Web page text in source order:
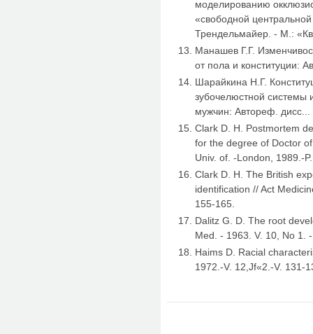
моделированию
«свободной
Трендельмайер. - М.:
Манашев Г.Г.
от пола и конституции:
Шарайкина Н.Г.
зубочелюстной системы
мужчин: Автореф. дисс...
Clark D. H. Postmortem
for the degree of Doctor
Univ. of. -London, 1989.-
Clark D. H. The British
identification // Act
155-165.
Dalitz G. D. The root
Med. - 1963. V. 10, No 1.
Haims D. Racial
1972.-V. 12,Jf«2.-V. 131-